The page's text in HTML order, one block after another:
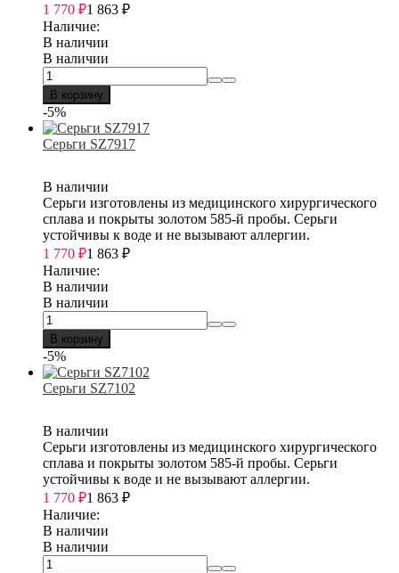
1 770 ₽1 863 ₽
Наличие:
В наличии
В наличии
В корзину
-5%
Серьги SZ7917
В наличии
Серьги изготовлены из медицинского хирургического
сплава и покрыты золотом 585-й пробы. Серьги
устойчивы к воде и не вызывают аллергии.
1 770 ₽1 863 ₽
Наличие:
В наличии
В наличии
В корзину
-5%
Серьги SZ7102
В наличии
Серьги изготовлены из медицинского хирургического
сплава и покрыты золотом 585-й пробы. Серьги
устойчивы к воде и не вызывают аллергии.
1 770 ₽1 863 ₽
Наличие:
В наличии
В наличии